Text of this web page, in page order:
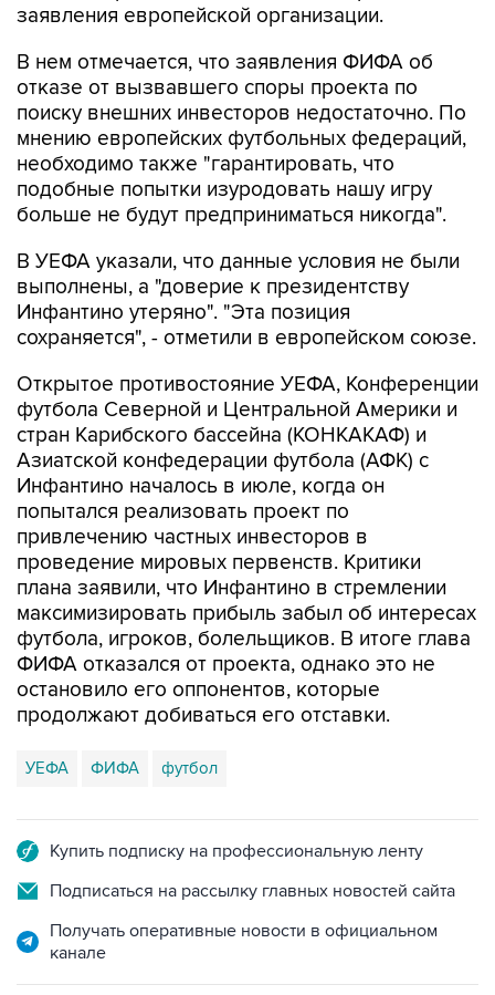
заявления европейской организации.
В нем отмечается, что заявления ФИФА об
отказе от вызвавшего споры проекта по
поиску внешних инвесторов недостаточно. По
мнению европейских футбольных федераций,
необходимо также "гарантировать, что
подобные попытки изуродовать нашу игру
больше не будут предприниматься никогда".
В УЕФА указали, что данные условия не были
выполнены, а "доверие к президентству
Инфантино утеряно". "Эта позиция
сохраняется", - отметили в европейском союзе.
Открытое противостояние УЕФА, Конференции
футбола Северной и Центральной Америки и
стран Карибского бассейна (КОНКАКАФ) и
Азиатской конфедерации футбола (АФК) с
Инфантино началось в июле, когда он
попытался реализовать проект по
привлечению частных инвесторов в
проведение мировых первенств. Критики
плана заявили, что Инфантино в стремлении
максимизировать прибыль забыл об интересах
футбола, игроков, болельщиков. В итоге глава
ФИФА отказался от проекта, однако это не
остановило его оппонентов, которые
продолжают добиваться его отставки.
УЕФА ФИФА футбол
Купить подписку на профессиональную ленту
Подписаться на рассылку главных новостей сайта
Получать оперативные новости в официальном
канале